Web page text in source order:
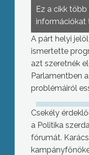
Ez a cikk
információkat
A párt helyi
ismertette
azt szeretnék
Parlamentben
problémáiról
Csekély
a Politika
fórumát.